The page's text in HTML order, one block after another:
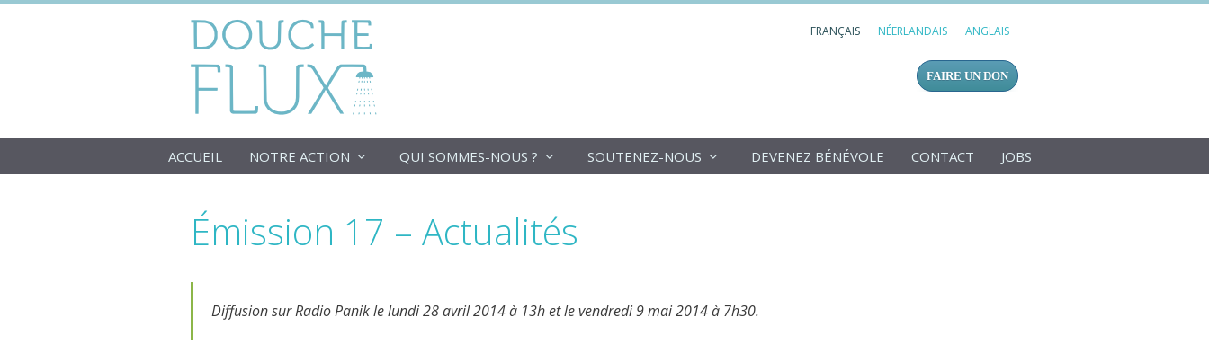
FRANÇAIS NÉERLANDAIS ANGLAIS
FAIRE UN DON
ACCUEIL NOTRE ACTION QUI SOMMES-NOUS ? SOUTENEZ-NOUS DEVENEZ BÉNÉVOLE CONTACT JOBS
Émission 17 – Actualités
Diffusion sur Radio Panik le lundi 28 avril 2014 à 13h et le vendredi 9 mai 2014 à 7h30.